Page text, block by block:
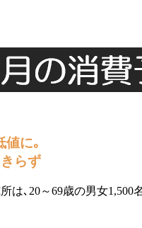
値に｡
らず
､20～69歳の男女